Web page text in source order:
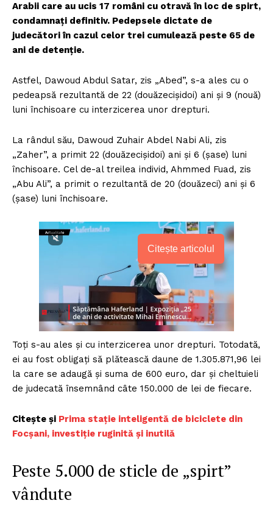
Arabii care au ucis 17 români cu otravă în loc de spirt,
condamnați definitiv. Pedepsele dictate de
judecători în cazul celor trei cumulează peste 65 de
ani de detenție.
Astfel, Dawoud Abdul Satar, zis „Abed”, s-a ales cu o
pedeapsă rezultantă de 22 (douăzecişidoi) ani şi 9 (nouă)
luni închisoare cu interzicerea unor drepturi.
La rândul său, Dawoud Zuhair Abdel Nabi Ali, zis
„Zaher”, a primit 22 (douăzecişidoi) ani şi 6 (şase) luni
închisoare. Cel de-al treilea individ, Ahmmed Fuad, zis
„Abu Ali”, a primit o rezultantă de 20 (douăzeci) ani şi 6
(şase) luni închisoare.
Citește articolul
Toți s-au ales și cu interzicerea unor drepturi. Totodată,
ei au fost obligați să plătească daune de 1.305.871,96 lei
la care se adaugă şi suma de 600 euro, dar și cheltuieli
de judecată însemnând câte 150.000 de lei de fiecare.
Citește și Prima stație inteligentă de biciclete din
Focșani, investiție ruginită și inutilă
Peste 5.000 de sticle de „spirt”
vândute